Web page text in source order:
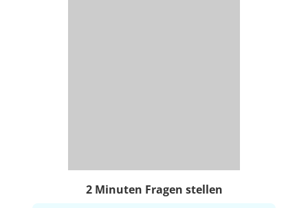
2 Minuten Fragen stellen